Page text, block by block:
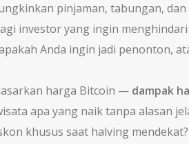
pinjaman, tabungan,
investor yang ingin
Anda ingin jadi penonton,
harga Bitcoin — dampak
apa yang naik tanpa alasan
khusus saat halving